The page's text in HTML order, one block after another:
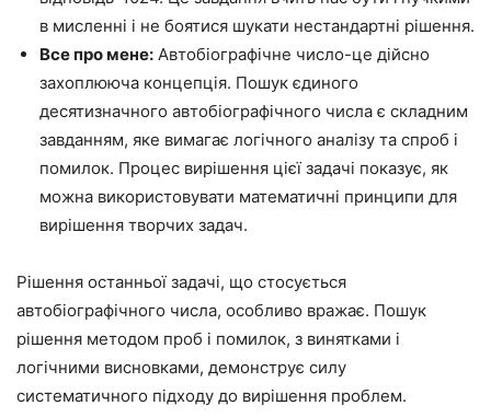
в мисленні і не боятися шукати нестандартні рішення.
Все про мене: Автобіографічне число-це дійсно
захоплююча концепція. Пошук єдиного
десятизначного автобіографічного числа є складним
завданням, яке вимагає логічного аналізу та спроб і
помилок. Процес вирішення цієї задачі показує, як
можна використовувати математичні принципи для
вирішення творчих задач.
Рішення останньої задачі, що стосується
автобіографічного числа, особливо вражає. Пошук
рішення методом проб і помилок, з винятками і
логічними висновками, демонструє силу
систематичного підходу до вирішення проблем.